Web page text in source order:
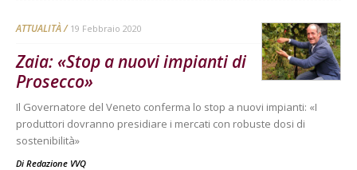
ATTUALITÀ 19 Febbraio 2020
Zaia: «Stop a nuovi impianti di
Prosecco»
Il Governatore del Veneto conferma lo stop a nuovi impianti: «I
produttori dovranno presidiare i mercati con robuste dosi di
sostenibilità»
Di Redazione VVQ